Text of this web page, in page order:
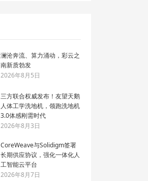
澜沧奔流、算力涌动，彩云之
南新质勃发
2026年8月5日
三方联合权威发布！友望天鹅
人体工学洗地机，领跑洗地机
3.0体感刚需时代
2026年8月3日
CoreWeave与Solidigm签署
长期供应协议，强化一体化人
工智能云平台
2026年8月7日